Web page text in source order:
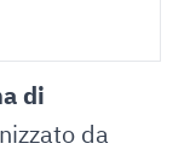
di
da